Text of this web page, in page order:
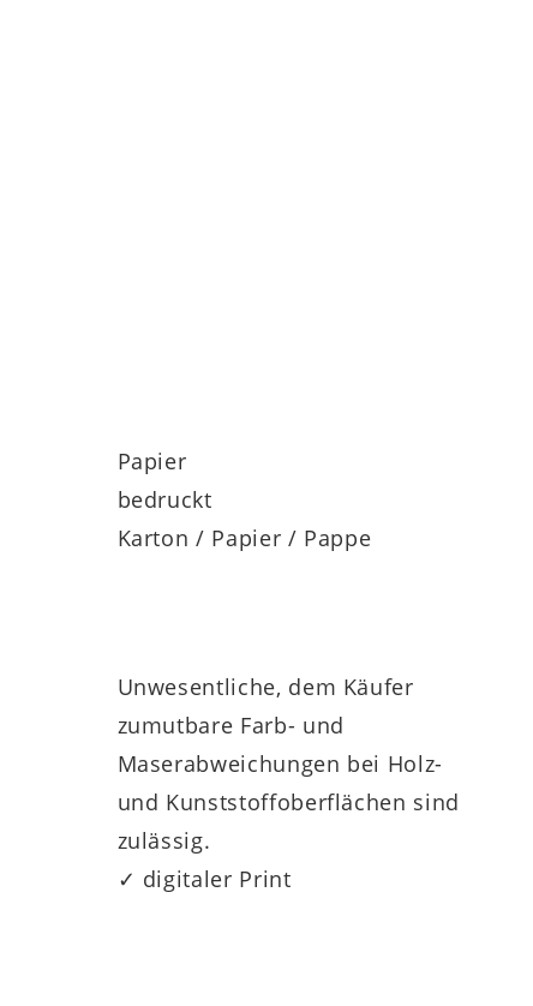
Papier
bedruckt
Karton / Papier / Pappe
Unwesentliche, dem Käufer
zumutbare Farb- und
Maserabweichungen bei Holz-
und Kunststoffoberflächen sind
zulässig.
✓ digitaler Print